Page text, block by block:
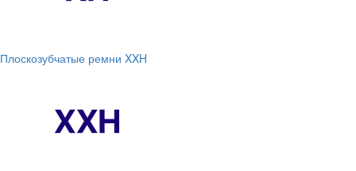
Плоскозубчатые ремни XXH